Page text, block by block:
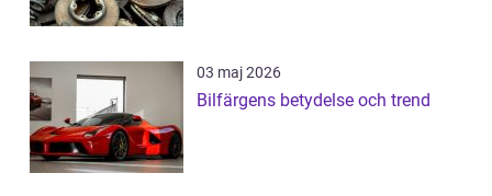
03 maj 2026
Bilfärgens betydelse och trend